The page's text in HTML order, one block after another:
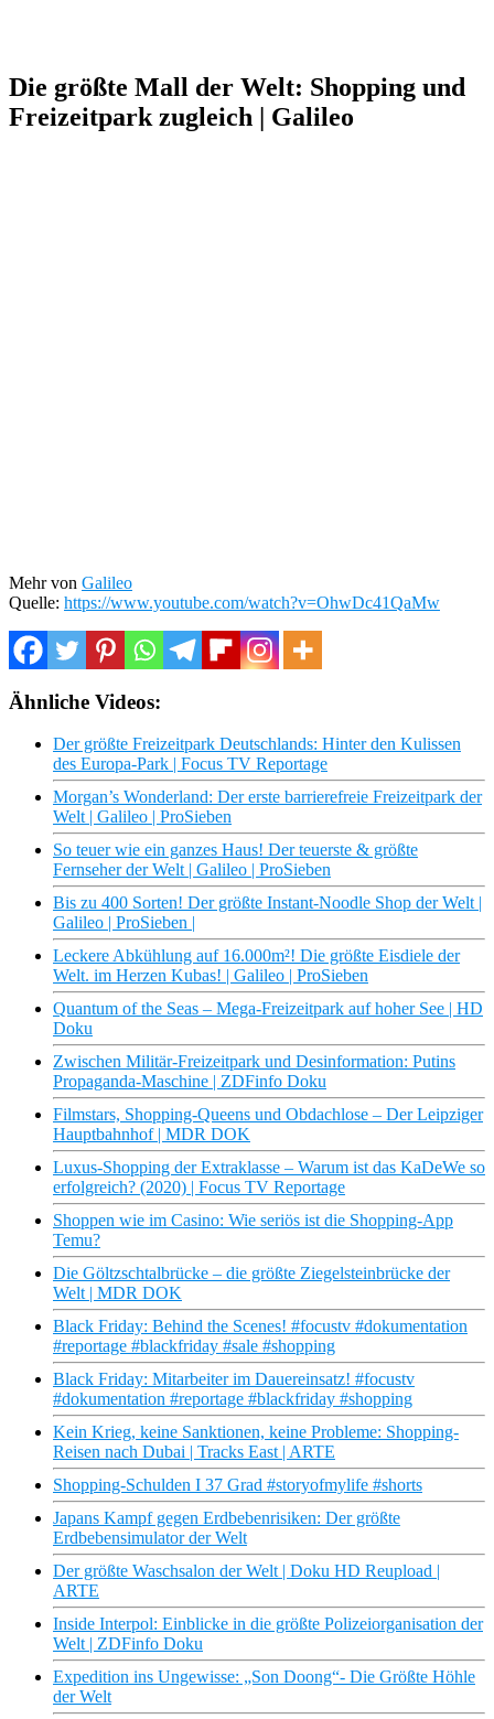
Die größte Mall der Welt: Shopping und
Freizeitpark zugleich | Galileo
Mehr von Galileo
Quelle: https://www.youtube.com/watch?v=OhwDc41QaMw
Ähnliche Videos:
Der größte Freizeitpark Deutschlands: Hinter den Kulissen
des Europa-Park | Focus TV Reportage
Morgan’s Wonderland: Der erste barrierefreie Freizeitpark der
Welt | Galileo | ProSieben
So teuer wie ein ganzes Haus! Der teuerste & größte
Fernseher der Welt | Galileo | ProSieben
Bis zu 400 Sorten! Der größte Instant-Noodle Shop der Welt |
Galileo | ProSieben |
Leckere Abkühlung auf 16.000m²! Die größte Eisdiele der
Welt. im Herzen Kubas! | Galileo | ProSieben
Quantum of the Seas – Mega-Freizeitpark auf hoher See | HD
Doku
Zwischen Militär-Freizeitpark und Desinformation: Putins
Propaganda-Maschine | ZDFinfo Doku
Filmstars, Shopping-Queens und Obdachlose – Der Leipziger
Hauptbahnhof | MDR DOK
Luxus-Shopping der Extraklasse – Warum ist das KaDeWe so
erfolgreich? (2020) | Focus TV Reportage
Shoppen wie im Casino: Wie seriös ist die Shopping-App
Temu?
Die Göltzschtalbrücke – die größte Ziegelsteinbrücke der
Welt | MDR DOK
Black Friday: Behind the Scenes! #focustv #dokumentation
#reportage #blackfriday #sale #shopping
Black Friday: Mitarbeiter im Dauereinsatz! #focustv
#dokumentation #reportage #blackfriday #shopping
Kein Krieg, keine Sanktionen, keine Probleme: Shopping-
Reisen nach Dubai | Tracks East | ARTE
Shopping-Schulden I 37 Grad #storyofmylife #shorts
Japans Kampf gegen Erdbebenrisiken: Der größte
Erdbebensimulator der Welt
Der größte Waschsalon der Welt | Doku HD Reupload |
ARTE
Inside Interpol: Einblicke in die größte Polizeiorganisation der
Welt | ZDFinfo Doku
Expedition ins Ungewisse: „Son Doong“- Die Größte Höhle
der Welt